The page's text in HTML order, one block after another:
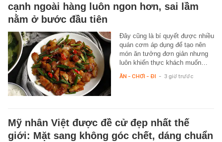
cạnh ngoài hàng luôn ngon hơn, sai lầm
nằm ở bước đầu tiên
Đây cũng là bí quyết được nhiều
quán cơm áp dụng để tạo nên
món ăn tưởng đơn giản nhưng
luôn khiến thực khách muốn…
ĂN - CHƠI - ĐI - 3 giờ trước
Mỹ nhân Việt được đề cử đẹp nhất thế
giới: Mặt sang không góc chết, dáng chuẩn